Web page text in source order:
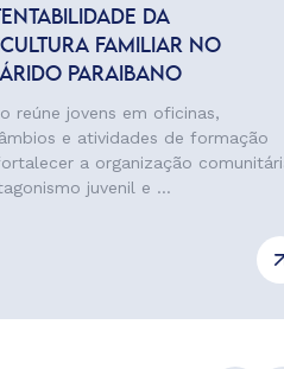
DA
FAMILIAR NO
PARAIBANO
reúne jovens em oficinas,
e atividades de formação
a organização
juvenil e ...